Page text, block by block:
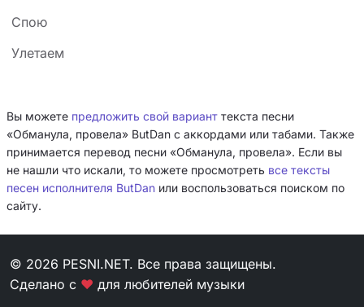
Спою
Улетаем
Вы можете предложить свой вариант текста песни
«Обманула, провела» ButDan с аккордами или табами. Также
принимается перевод песни «Обманула, провела». Если вы
не нашли что искали, то можете просмотреть все тексты
песен исполнителя ButDan или воспользоваться поиском по
сайту.
© 2026 PESNI.NET. Все права защищены.
Сделано с ❤ для любителей музыки